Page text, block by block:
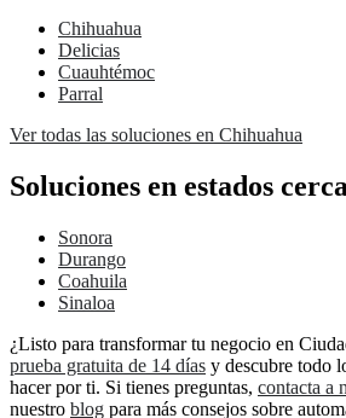
Chihuahua
Delicias
Cuauhtémoc
Parral
Ver todas las soluciones en Chihuahua
Soluciones en estados
Sonora
Durango
Coahuila
Sinaloa
¿Listo para transformar tu negocio en
prueba gratuita de 14 días y descubre todo
hacer por ti. Si tienes preguntas, contacta a
nuestro blog para más consejos sobre